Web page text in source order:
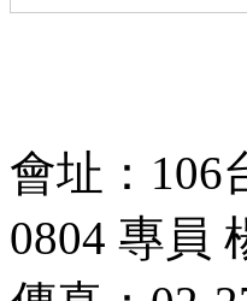
會址：106
0804 專員